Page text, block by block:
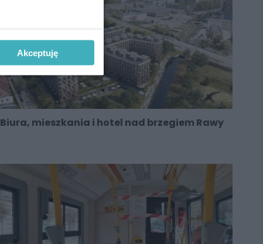
Biura, mieszkania i hotel nad brzegiem Rawy
Akceptuję